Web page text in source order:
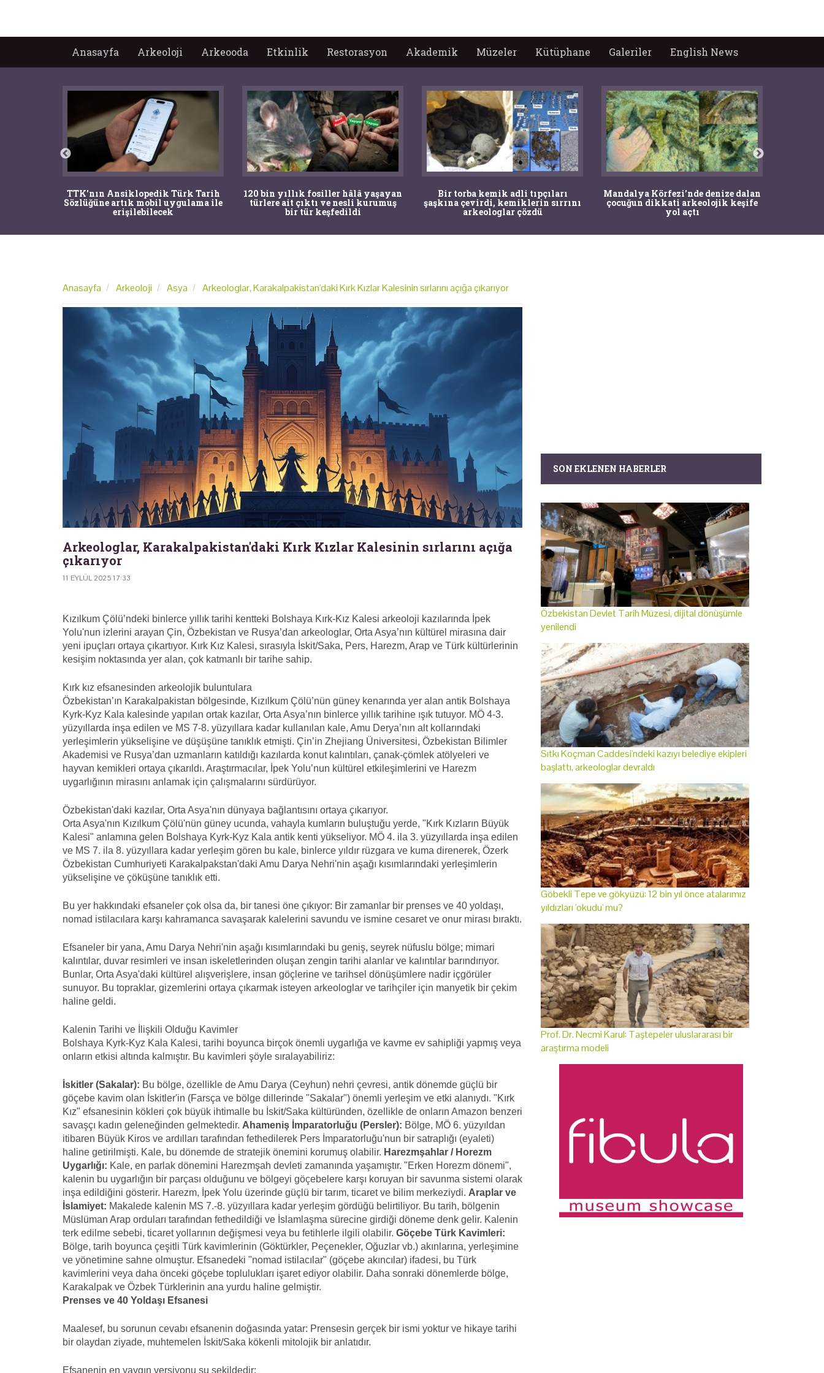
Anasayfa Arkeoloji Arkeooda Etkinlik Restorasyon Akademik Müzeler Kütüphane Galeriler English News
TTK'nın Ansiklopedik Türk Tarih
Sözlüğüne artık mobil uygulama ile
erişilebilecek
120 bin yıllık fosiller hâlâ yaşayan
türlere ait çıktı ve nesli kurumuş
bir tür keşfedildi
Bir torba kemik adli tıpçıları
şaşkına çevirdi, kemiklerin sırrını
arkeologlar çözdü
Mandalya Körfezi’nde denize dalan
çocuğun dikkati arkeolojik keşife
yol açtı
Anasayfa Arkeoloji Asya Arkeologlar, Karakalpakistan'daki Kırk Kızlar Kalesinin sırlarını açığa çıkarıyor
Arkeologlar, Karakalpakistan'daki Kırk Kızlar Kalesinin sırlarını açığa
çıkarıyor
11 EYLÜL 2025 17:33
Kızılkum Çölü’ndeki binlerce yıllık tarihi kentteki Bolshaya Kırk-Kız Kalesi arkeoloji kazılarında İpek
Yolu'nun izlerini arayan Çin, Özbekistan ve Rusya’dan arkeologlar, Orta Asya’nın kültürel mirasına dair
yeni ipuçları ortaya çıkartıyor. Kırk Kız Kalesi, sırasıyla İskit/Saka, Pers, Harezm, Arap ve Türk kültürlerinin
kesişim noktasında yer alan, çok katmanlı bir tarihe sahip.
Kırk kız efsanesinden arkeolojik buluntulara
Özbekistan’ın Karakalpakistan bölgesinde, Kızılkum Çölü’nün güney kenarında yer alan antik Bolshaya
Kyrk-Kyz Kala kalesinde yapılan ortak kazılar, Orta Asya’nın binlerce yıllık tarihine ışık tutuyor. MÖ 4-3.
yüzyıllarda inşa edilen ve MS 7-8. yüzyıllara kadar kullanılan kale, Amu Derya’nın alt kollarındaki
yerleşimlerin yükselişine ve düşüşüne tanıklık etmişti. Çin’in Zhejiang Üniversitesi, Özbekistan Bilimler
Akademisi ve Rusya’dan uzmanların katıldığı kazılarda konut kalıntıları, çanak-çömlek atölyeleri ve
hayvan kemikleri ortaya çıkarıldı. Araştırmacılar, İpek Yolu’nun kültürel etkileşimlerini ve Harezm
uygarlığının mirasını anlamak için çalışmalarını sürdürüyor.
Özbekistan'daki kazılar, Orta Asya'nın dünyaya bağlantısını ortaya çıkarıyor.
Orta Asya'nın Kızılkum Çölü'nün güney ucunda, vahayla kumların buluştuğu yerde, "Kırk Kızların Büyük
Kalesi" anlamına gelen Bolshaya Kyrk-Kyz Kala antik kenti yükseliyor. MÖ 4. ila 3. yüzyıllarda inşa edilen
ve MS 7. ila 8. yüzyıllara kadar yerleşim gören bu kale, binlerce yıldır rüzgara ve kuma direnerek, Özerk
Özbekistan Cumhuriyeti Karakalpakstan'daki Amu Darya Nehri'nin aşağı kısımlarındaki yerleşimlerin
yükselişine ve çöküşüne tanıklık etti.
Bu yer hakkındaki efsaneler çok olsa da, bir tanesi öne çıkıyor: Bir zamanlar bir prenses ve 40 yoldaşı,
nomad istilacılara karşı kahramanca savaşarak kalelerini savundu ve ismine cesaret ve onur mirası bıraktı.
Efsaneler bir yana, Amu Darya Nehri'nin aşağı kısımlarındaki bu geniş, seyrek nüfuslu bölge; mimari
kalıntılar, duvar resimleri ve insan iskeletlerinden oluşan zengin tarihi alanlar ve kalıntılar barındırıyor.
Bunlar, Orta Asya'daki kültürel alışverişlere, insan göçlerine ve tarihsel dönüşümlere nadir içgörüler
sunuyor. Bu topraklar, gizemlerini ortaya çıkarmak isteyen arkeologlar ve tarihçiler için manyetik bir çekim
haline geldi.
Kalenin Tarihi ve İlişkili Olduğu Kavimler
Bolshaya Kyrk-Kyz Kala Kalesi, tarihi boyunca birçok önemli uygarlığa ve kavme ev sahipliği yapmış veya
onların etkisi altında kalmıştır. Bu kavimleri şöyle sıralayabiliriz:
İskitler (Sakalar): Bu bölge, özellikle de Amu Darya (Ceyhun) nehri çevresi, antik dönemde güçlü bir
göçebe kavim olan İskitler'in (Farsça ve bölge dillerinde "Sakalar") önemli yerleşim ve etki alanıydı. "Kırk
Kız" efsanesinin kökleri çok büyük ihtimalle bu İskit/Saka kültüründen, özellikle de onların Amazon benzeri
savaşçı kadın geleneğinden gelmektedir. Ahameniş İmparatorluğu (Persler): Bölge, MÖ 6. yüzyıldan
itibaren Büyük Kiros ve ardılları tarafından fethedilerek Pers İmparatorluğu'nun bir satraplığı (eyaleti)
haline getirilmişti. Kale, bu dönemde de stratejik önemini korumuş olabilir. Harezmşahlar / Horezm
Uygarlığı: Kale, en parlak dönemini Harezmşah devleti zamanında yaşamıştır. "Erken Horezm dönemi",
kalenin bu uygarlığın bir parçası olduğunu ve bölgeyi göçebelere karşı koruyan bir savunma sistemi olarak
inşa edildiğini gösterir. Harezm, İpek Yolu üzerinde güçlü bir tarım, ticaret ve bilim merkeziydi. Araplar ve
İslamiyet: Makalede kalenin MS 7.-8. yüzyıllara kadar yerleşim gördüğü belirtiliyor. Bu tarih, bölgenin
Müslüman Arap orduları tarafından fethedildiği ve İslamlaşma sürecine girdiği döneme denk gelir. Kalenin
terk edilme sebebi, ticaret yollarının değişmesi veya bu fetihlerle ilgili olabilir. Göçebe Türk Kavimleri:
Bölge, tarih boyunca çeşitli Türk kavimlerinin (Göktürkler, Peçenekler, Oğuzlar vb.) akınlarına, yerleşimine
ve yönetimine sahne olmuştur. Efsanedeki "nomad istilacılar" (göçebe akıncılar) ifadesi, bu Türk
kavimlerini veya daha önceki göçebe toplulukları işaret ediyor olabilir. Daha sonraki dönemlerde bölge,
Karakalpak ve Özbek Türklerinin ana yurdu haline gelmiştir.
Prenses ve 40 Yoldaşı Efsanesi
Maalesef, bu sorunun cevabı efsanenin doğasında yatar: Prensesin gerçek bir ismi yoktur ve hikaye tarihi
bir olaydan ziyade, muhtemelen İskit/Saka kökenli mitolojik bir anlatıdır.
Efsanenin en yaygın versiyonu şu şekildedir:
SON EKLENEN HABERLER
Özbekistan Devlet Tarih Müzesi, dijital dönüşümle
yenilendi
Sıtkı Koçman Caddesi'ndeki kazıyı belediye ekipleri
başlattı, arkeologlar devraldı
Göbekli Tepe ve gökyüzü: 12 bin yıl önce atalarımız
yıldızları 'okudu' mu?
Prof. Dr. Necmi Karul: Taştepeler uluslararası bir
araştırma modeli